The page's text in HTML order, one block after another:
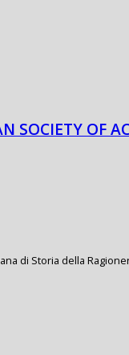
SOCIETY OF
di Storia della